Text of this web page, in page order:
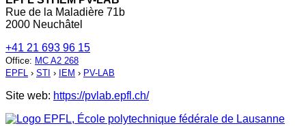
Rue de la Maladière 71b
2000 Neuchâtel
+41 21 693 96 15
Office: MC A2 268
EPFL › STI › IEM › PV-LAB
Site web: https://pvlab.epfl.ch/